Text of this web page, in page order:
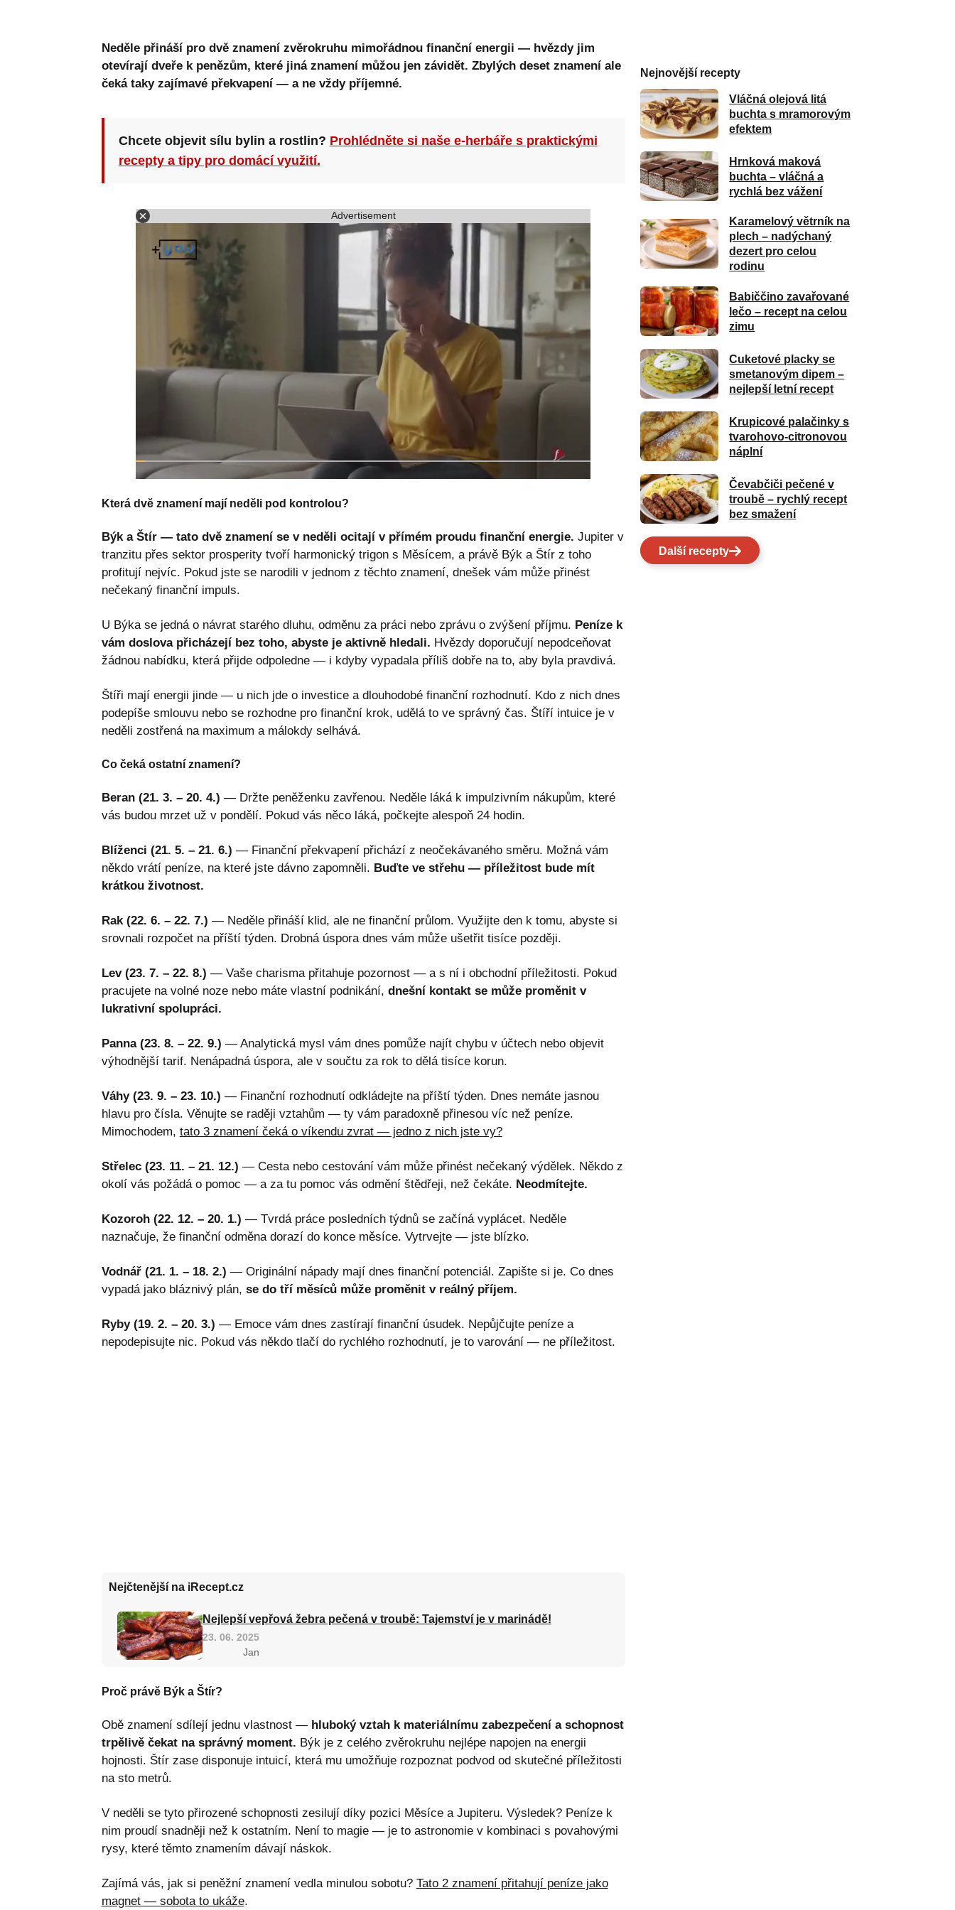
Neděle přináší pro dvě znamení zvěrokruhu mimořádnou finanční energii — hvězdy jim
otevírají dveře k penězům, které jiná znamení můžou jen závidět. Zbylých deset znamení ale
čeká taky zajímavé překvapení — a ne vždy příjemné.
Chcete objevit sílu bylin a rostlin? Prohlédněte si naše e-herbáře s praktickými
recepty a tipy pro domácí využití.
Advertisement
Která dvě znamení mají neděli pod kontrolou?
Býk a Štír — tato dvě znamení se v neděli ocitají v přímém proudu finanční energie. Jupiter v
tranzitu přes sektor prosperity tvoří harmonický trigon s Měsícem, a právě Býk a Štír z toho
profitují nejvíc. Pokud jste se narodili v jednom z těchto znamení, dnešek vám může přinést
nečekaný finanční impuls.
U Býka se jedná o návrat starého dluhu, odměnu za práci nebo zprávu o zvýšení příjmu. Peníze k
vám doslova přicházejí bez toho, abyste je aktivně hledali. Hvězdy doporučují nepodceňovat
žádnou nabídku, která přijde odpoledne — i kdyby vypadala příliš dobře na to, aby byla pravdivá.
Štíři mají energii jinde — u nich jde o investice a dlouhodobé finanční rozhodnutí. Kdo z nich dnes
podepíše smlouvu nebo se rozhodne pro finanční krok, udělá to ve správný čas. Štíří intuice je v
neděli zostřená na maximum a málokdy selhává.
Co čeká ostatní znamení?
Beran (21. 3. – 20. 4.) — Držte peněženku zavřenou. Neděle láká k impulzivním nákupům, které
vás budou mrzet už v pondělí. Pokud vás něco láká, počkejte alespoň 24 hodin.
Blíženci (21. 5. – 21. 6.) — Finanční překvapení přichází z neočekávaného směru. Možná vám
někdo vrátí peníze, na které jste dávno zapomněli. Buďte ve střehu — příležitost bude mít
krátkou životnost.
Rak (22. 6. – 22. 7.) — Neděle přináší klid, ale ne finanční průlom. Využijte den k tomu, abyste si
srovnali rozpočet na příští týden. Drobná úspora dnes vám může ušetřit tisíce později.
Lev (23. 7. – 22. 8.) — Vaše charisma přitahuje pozornost — a s ní i obchodní příležitosti. Pokud
pracujete na volné noze nebo máte vlastní podnikání, dnešní kontakt se může proměnit v
lukrativní spolupráci.
Panna (23. 8. – 22. 9.) — Analytická mysl vám dnes pomůže najít chybu v účtech nebo objevit
výhodnější tarif. Nenápadná úspora, ale v součtu za rok to dělá tisíce korun.
Váhy (23. 9. – 23. 10.) — Finanční rozhodnutí odkládejte na příští týden. Dnes nemáte jasnou
hlavu pro čísla. Věnujte se raději vztahům — ty vám paradoxně přinesou víc než peníze.
Mimochodem, tato 3 znamení čeká o víkendu zvrat — jedno z nich jste vy?
Střelec (23. 11. – 21. 12.) — Cesta nebo cestování vám může přinést nečekaný výdělek. Někdo z
okolí vás požádá o pomoc — a za tu pomoc vás odmění štědřeji, než čekáte. Neodmítejte.
Kozoroh (22. 12. – 20. 1.) — Tvrdá práce posledních týdnů se začíná vyplácet. Neděle
naznačuje, že finanční odměna dorazí do konce měsíce. Vytrvejte — jste blízko.
Vodnář (21. 1. – 18. 2.) — Originální nápady mají dnes finanční potenciál. Zapište si je. Co dnes
vypadá jako bláznivý plán, se do tří měsíců může proměnit v reálný příjem.
Ryby (19. 2. – 20. 3.) — Emoce vám dnes zastírají finanční úsudek. Nepůjčujte peníze a
nepodepisujte nic. Pokud vás někdo tlačí do rychlého rozhodnutí, je to varování — ne příležitost.
Nejčtenější na iRecept.cz
Nejlepší vepřová žebra pečená v troubě: Tajemství je v marinádě!
23. 06. 2025
Jan
Proč právě Býk a Štír?
Obě znamení sdílejí jednu vlastnost — hluboký vztah k materiálnímu zabezpečení a schopnost
trpělivě čekat na správný moment. Býk je z celého zvěrokruhu nejlépe napojen na energii
hojnosti. Štír zase disponuje intuicí, která mu umožňuje rozpoznat podvod od skutečné příležitosti
na sto metrů.
V neděli se tyto přirozené schopnosti zesilují díky pozici Měsíce a Jupiteru. Výsledek? Peníze k
nim proudí snadněji než k ostatním. Není to magie — je to astronomie v kombinaci s povahovými
rysy, které těmto znamením dávají náskok.
Zajímá vás, jak si peněžní znamení vedla minulou sobotu? Tato 2 znamení přitahují peníze jako
magnet — sobota to ukáže.
Nejnovější recepty
Vláčná olejová litá
buchta s mramorovým
efektem
Hrnková maková
buchta – vláčná a
rychlá bez vážení
Karamelový větrník na
plech – nadýchaný
dezert pro celou
rodinu
Babiččino zavařované
lečo – recept na celou
zimu
Cuketové placky se
smetanovým dipem –
nejlepší letní recept
Krupicové palačinky s
tvarohovo-citronovou
náplní
Čevabčiči pečené v
troubě – rychlý recept
bez smažení
Další recepty